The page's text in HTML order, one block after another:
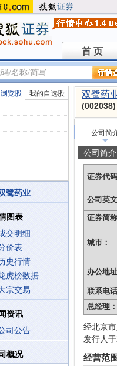
首 页
首 页
览股 我的自选股
鹭药业
图表
交明细
价表
史行情
虎榜数据
宗交易
资讯
司公告
概况
双鹭药
(002038)
公司简
公司简介
证券代码
公司英
证券简
城市：
办公地址
联系电话
总经理：
经北京
发行人
经营范